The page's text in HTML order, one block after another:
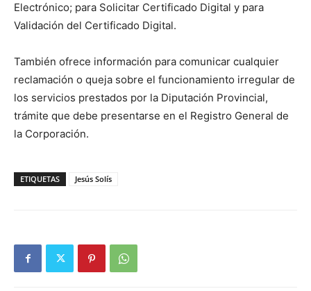
Electrónico; para Solicitar Certificado Digital y para
Validación del Certificado Digital.
También ofrece información para comunicar cualquier
reclamación o queja sobre el funcionamiento irregular de
los servicios prestados por la Diputación Provincial,
trámite que debe presentarse en el Registro General de
la Corporación.
ETIQUETAS Jesús Solís